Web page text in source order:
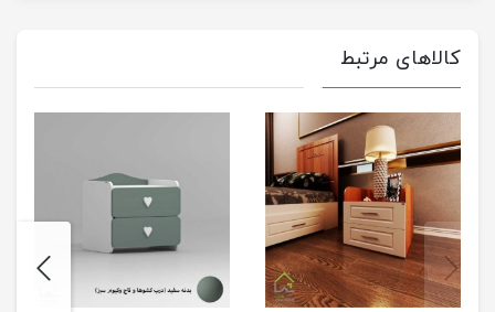
کالاهای مرتبط
previus